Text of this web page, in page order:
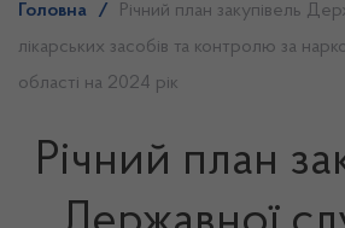
Головна /
Річний план закупівель
лікарських засобів та контролю за
області на 2024 рік
Річний план